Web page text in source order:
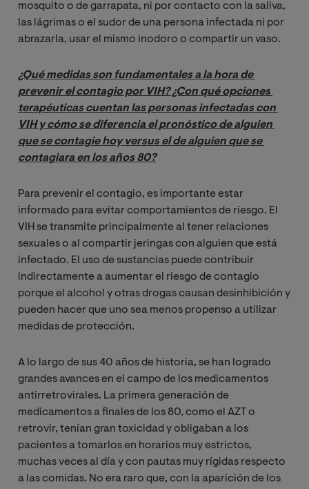
mosquito o de garrapata, ni por contacto con la saliva,
las lágrimas o el sudor de una persona infectada ni por
abrazarla, usar el mismo inodoro o compartir un vaso.
¿Qué medidas son fundamentales a la hora de
prevenir el contagio por VIH? ¿Con qué opciones
terapéuticas cuentan las personas infectadas con
VIH y cómo se diferencia el pronóstico de alguien
que se contagie hoy versus el de alguien que se
contagiara en los años 80?
Para prevenir el contagio, es importante estar
informado para evitar comportamientos de riesgo. El
VIH se transmite principalmente al tener relaciones
sexuales o al compartir jeringas con alguien que está
infectado. El uso de sustancias puede contribuir
indirectamente a aumentar el riesgo de contagio
porque el alcohol y otras drogas causan desinhibición y
pueden hacer que uno sea menos propenso a utilizar
medidas de protección.
A lo largo de sus 40 años de historia, se han logrado
grandes avances en el campo de los medicamentos
antirretrovirales. La primera generación de
medicamentos a finales de los 80, como el AZT o
retrovir, tenían gran toxicidad y obligaban a los
pacientes a tomarlos en horarios muy estrictos,
muchas veces al día y con pautas muy rígidas respecto
a las comidas. No era raro que, con la aparición de los